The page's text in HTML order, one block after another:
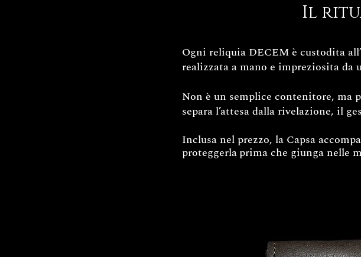
Il
Ogni reliquia DECEM è custodita
realizzata a mano e impreziosita
Non è un semplice contenitore, ma
separa l’attesa dalla rivelazione, il
Inclusa nel prezzo, la Capsa
proteggerlaprima che giunga nelle